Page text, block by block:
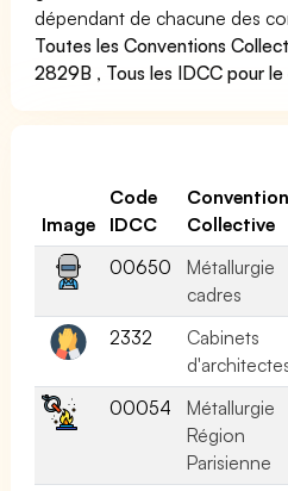
dépendant de chacune des
Toutes les Conventions
2829B , Tous les IDCC pour
Image
Code
IDCC
Convention
Collective
00650
Métallurgie
cadres
2332
Cabinets
00054
Métallurgie
Région
Parisienne